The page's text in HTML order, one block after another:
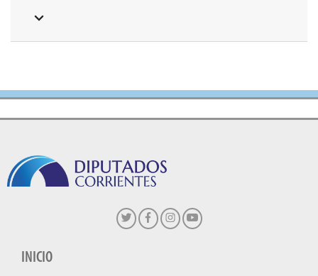
INICIO